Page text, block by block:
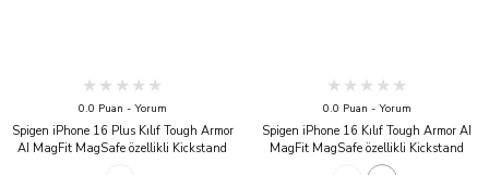
0.0 Puan - Yorum
Spigen iPhone 16 Plus Kılıf Tough Armor
AI MagFit MagSafe özellikli Kickstand
0.0 Puan - Yorum
Spigen iPhone 16 Kılıf Tough Armor AI
MagFit MagSafe özellikli Kickstand
Gunmetal